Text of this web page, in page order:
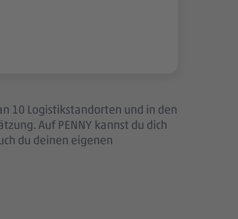
10 Logistikstandorten und in den
Auf PENNY kannst du dich
du deinen eigenen